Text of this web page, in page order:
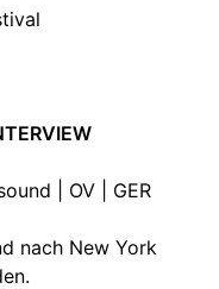
| OV | GER
nach New York